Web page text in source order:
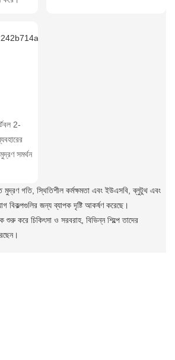
2-
সমর্থন
গতি, স্থিতিশীল কর্মক্ষমতা এবং ইউএসবি, ব্লুটুথ এবং
বিকল্পগুলির জন্য ব্যাপক দৃষ্টি আকর্ষণ করেছে।
শুরু করে চিকিৎসা ও সরবরাহ, বিভিন্ন শিল্পে তাদের